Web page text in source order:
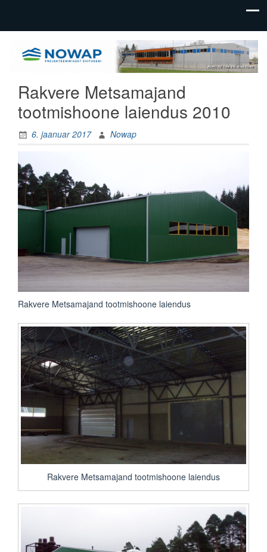
Nowap
üldehitus,
tootmishoonete
Rakvere Metsamajand
tootmishoone laiendus 2010
6. jaanuar 2017 Nowap
Rakvere Metsamajand tootmishoone laiendus
Rakvere Metsamajand tootmishoone laiendus